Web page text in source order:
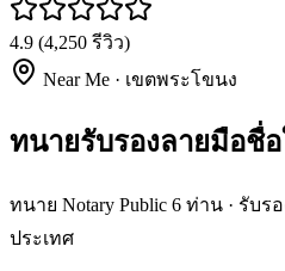
4.9 (4,250 รีวิว)
Near Me · เขตพระโขนง
ทนายรับรองลายมือชื่
ทนาย Notary Public 6 ท่าน · รับ
ประเทศ